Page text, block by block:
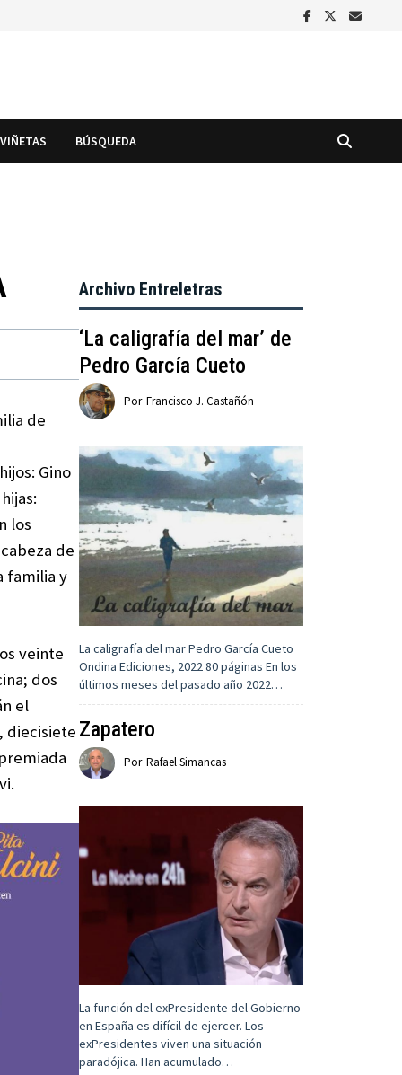
VIÑETAS BÚSQUEDA
de
Gino
los
de
familia y
veinte
dos
el
diecisiete
Archivo Entreletras
‘La caligrafía del mar’ de
Pedro García Cueto
Por Francisco J. Castañón
La caligrafía del mar Pedro García Cueto
Ondina Ediciones, 2022 80 páginas En los
últimos meses del pasado año 2022…
Zapatero
Por Rafael Simancas
La función del exPresidente del Gobierno
en España es difícil de ejercer. Los
exPresidentes viven una situación
paradójica. Han acumulado…